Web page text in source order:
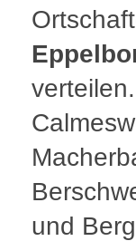
und